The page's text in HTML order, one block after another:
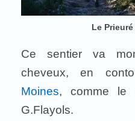
Le
Ce sentier va
cheveux, en
Moines, comme le
G.Flayols.